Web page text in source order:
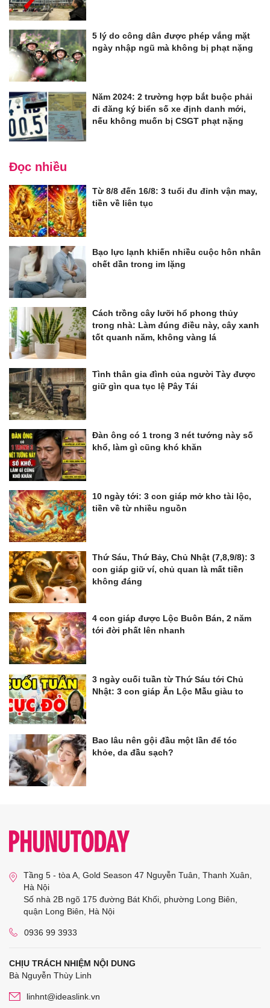
5 lý do công dân được phép vắng mặt
ngày nhập ngũ mà không bị phạt nặng
Năm 2024: 2 trường hợp bắt buộc phải
đi đăng ký biển số xe định danh mới,
nếu không muốn bị CSGT phạt nặng
Đọc nhiều
Từ 8/8 đến 16/8: 3 tuổi đu đỉnh vận may,
tiền về liên tục
Bạo lực lạnh khiến nhiều cuộc hôn nhân
chết dần trong im lặng
Cách trồng cây lưỡi hổ phong thủy
trong nhà: Làm đúng điều này, cây xanh
tốt quanh năm, không vàng lá
Tình thân gia đình của người Tày được
giữ gìn qua tục lệ Pây Tái
Đàn ông có 1 trong 3 nét tướng này số
khổ, làm gì cũng khó khăn
10 ngày tới: 3 con giáp mở kho tài lộc,
tiền về từ nhiều nguồn
Thứ Sáu, Thứ Bảy, Chủ Nhật (7,8,9/8): 3
con giáp giữ ví, chủ quan là mất tiền
không đáng
4 con giáp được Lộc Buôn Bán, 2 năm
tới đời phất lên nhanh
3 ngày cuối tuần từ Thứ Sáu tới Chủ
Nhật: 3 con giáp Ăn Lộc Mẫu giàu to
Bao lâu nên gội đầu một lần để tóc
khỏe, da đầu sạch?
Tầng 5 - tòa A, Gold Season 47 Nguyễn Tuân, Thanh Xuân,
Hà Nội
Số nhà 2B ngõ 175 đường Bát Khối, phường Long Biên,
quận Long Biên, Hà Nội
0936 99 3933
CHỊU TRÁCH NHIỆM NỘI DUNG
Bà Nguyễn Thùy Linh
linhnt@ideaslink.vn